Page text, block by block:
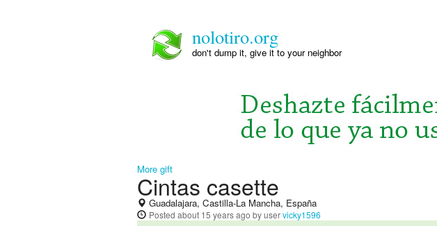
nolotiro.org
don't dump it, give it to your neighbor
More gift
Cintas casette
Guadalajara, Castilla-La Mancha, España
Posted about 15 years ago by uservicky1596